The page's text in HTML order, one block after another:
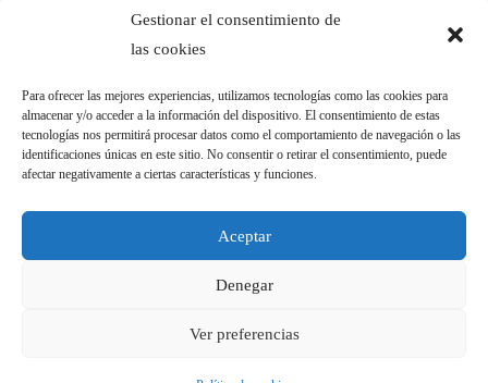
Gestionar el consentimiento de
las cookies
Para ofrecer las mejores experiencias, utilizamos tecnologías como las cookies para
almacenar y/o acceder a la información del dispositivo. El consentimiento de estas
tecnologías nos permitirá procesar datos como el comportamiento de navegación o las
identificaciones únicas en este sitio. No consentir o retirar el consentimiento, puede
afectar negativamente a ciertas características y funciones.
Aceptar
Denegar
Ver preferencias
REDES SOCIALES